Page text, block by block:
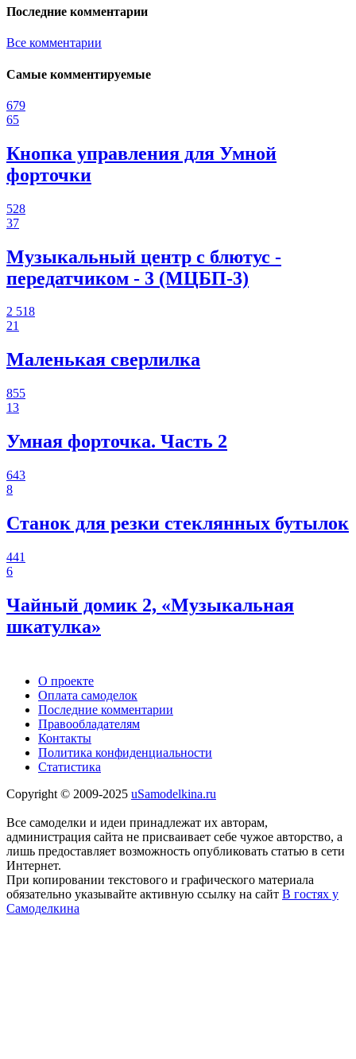
Последние комментарии
Все комментарии
Самые комментируемые
679
65
Кнопка управления для Умной
форточки
528
37
Музыкальный центр с блютус -
передатчиком - 3 (МЦБП-3)
2 518
21
Маленькая сверлилка
855
13
Умная форточка. Часть 2
643
8
Станок для резки стеклянных бутылок
441
6
Чайный домик 2, «Музыкальная
шкатулка»
О проекте
Оплата самоделок
Последние комментарии
Правообладателям
Контакты
Политика конфиденциальности
Статистика
Copyright © 2009-2025 uSamodelkina.ru
Все самоделки и идеи принадлежат их авторам,
администрация сайта не присваивает себе чужое авторство, а
лишь предоставляет возможность опубликовать статью в сети
Интернет.
При копировании текстового и графического материала
обязательно указывайте активную ссылку на сайт В гостях у
Самоделкина